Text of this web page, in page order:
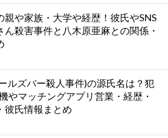
親や家族・大学や経歴！彼氏やSNS
ん殺害事件と八木原亜麻との関係・
ルズバー殺人事件)の源氏名は？犯
やマッチングアプリ営業・経歴・
彼氏情報まとめ